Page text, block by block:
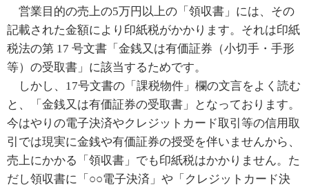
営業目的の売上の5万円以上の「領収書」には、その
記載された金額により印紙税がかかります。それは印紙
税法の第 17 号文書「金銭又は有価証券（小切手・手形
等）の受取書」に該当するためです。
しかし、17号文書の「課税物件」欄の文言をよく読む
と、「金銭又は有価証券の受取書」となっております。
今はやりの電子決済やクレジットカード取引等の信用取
引では現実に金銭や有価証券の授受を伴いませんから、
売上にかかる「領収書」でも印紙税はかかりません。た
だし領収書に「○○電子決済」や「クレジットカード決